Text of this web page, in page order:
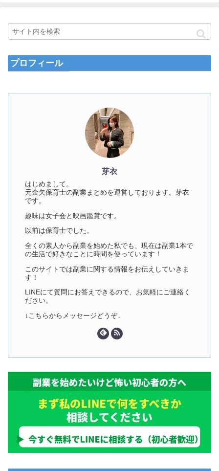
プロフィール
芽衣
はじめまして。
元金欠保育士の副業まとめを運営しております。芽衣
です。
趣味は女子会と映画鑑賞です。
以前は保育士でした。
全くの素人から副業を始めた私でも、現在は副業1本で
の生活で好きなことに時間を使っています！
このサイトでは副業に関する情報をお伝えしていきま
す！
LINEにて質問にお答えできるので、お気軽にご連絡く
ださい。
↓こちらからメッセージどうぞ↓